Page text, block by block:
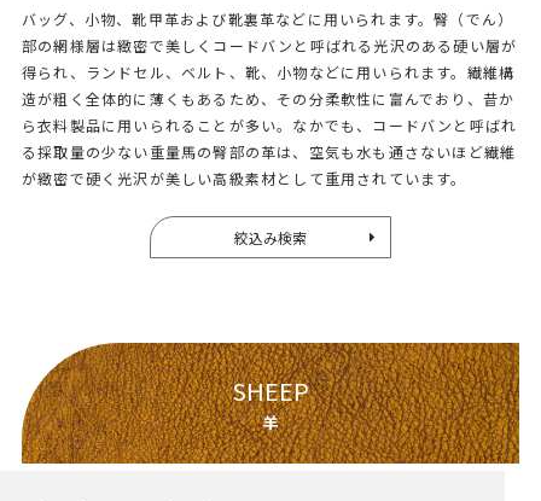
バッグ、小物、靴甲革および靴裏革などに用いられます。臀（でん）
部の網様層は緻密で美しくコードバンと呼ばれる光沢のある硬い層が
得られ、ランドセル、ベルト、靴、小物などに用いられます。繊維構
造が粗く全体的に薄くもあるため、その分柔軟性に富んでおり、昔か
ら衣料製品に用いられることが多い。なかでも、コードバンと呼ばれ
る採取量の少ない重量馬の臀部の革は、空気も水も通さないほど繊維
が緻密で硬く光沢が美しい高級素材として重用されています。
絞込み検索
SHEEP
羊